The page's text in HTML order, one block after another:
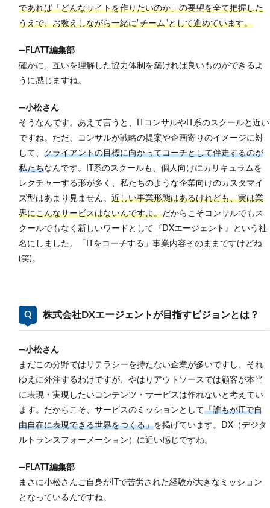
すが？
6
編集
り株
式会
エー
ジェ
ント
のコ
ト
スタ
ート
アッ
業で
活躍
をけ
ん引
人材
への
が可
能
6.3
自由
度の
多様
性を
にす
であれば「どんなサイトを作りたいのか」の要望を全て把握した
うえで、お教えしながら一緒に‟チーム”として進めています。
―FLATT編集部
確かに、互いを理解した協力体制を築ければ良いものができるよ
うに感じますね。
―小松さん
そうなんです。 あえて言うと、ITコンサルやIT系のスクールと近い
ですね。ただ、コンサルが戦略の提案や企画寄りのイメージに対
して、 クライアントの目標に向かってコーチとして伴走するのが
私たちなんです。
IT系のスクールも、個人向けにカリキュラムを
レクチャーする形が多く、私たちのような企業向けのカスタマイ
ズ型はあまり見ません。 近しい事業形態はあるけれども、実は業
界にこんなサービスはないんですよ。だからこそコンサルでもス
クールでもなく新しいワードとして『DXエージェント』という社
名にしました。「ITをコーチする」事業内容そのままですけどね
(笑)。
株式会社DXエージェントが目指すビジョンとは？
―小松さん
まだこの分野ではリテラシーを持たない企業が多いですし、それ
ゆえに外注するわけですが、やはりアウトソースでは顧客が本当
に表現・実現したいコンテンツ・サービスは作れないと考えてい
ます。だからこそ、サービスのミッションとして「誰もがITで自
由自在に表現できる世界をつくる」を掲げています。DX（デジタ
ルトランスフォーメーション）に近い感じですね。
―FLATT編集部
まさに小松さんご自身がITで苦労された経験が大きなミッション
となっているんですね。